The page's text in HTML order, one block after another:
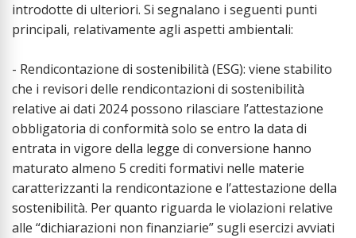
introdotte di ulteriori. Si segnalano i seguenti punti
principali, relativamente agli aspetti ambientali:
- Rendicontazione di sostenibilità (ESG): viene stabilito
che i revisori delle rendicontazioni di sostenibilità
relative ai dati 2024 possono rilasciare l’attestazione
obbligatoria di conformità solo se entro la data di
entrata in vigore della legge di conversione hanno
maturato almeno 5 crediti formativi nelle materie
caratterizzanti la rendicontazione e l’attestazione della
sostenibilità. Per quanto riguarda le violazioni relative
alle “dichiarazioni non finanziarie” sugli esercizi avviati